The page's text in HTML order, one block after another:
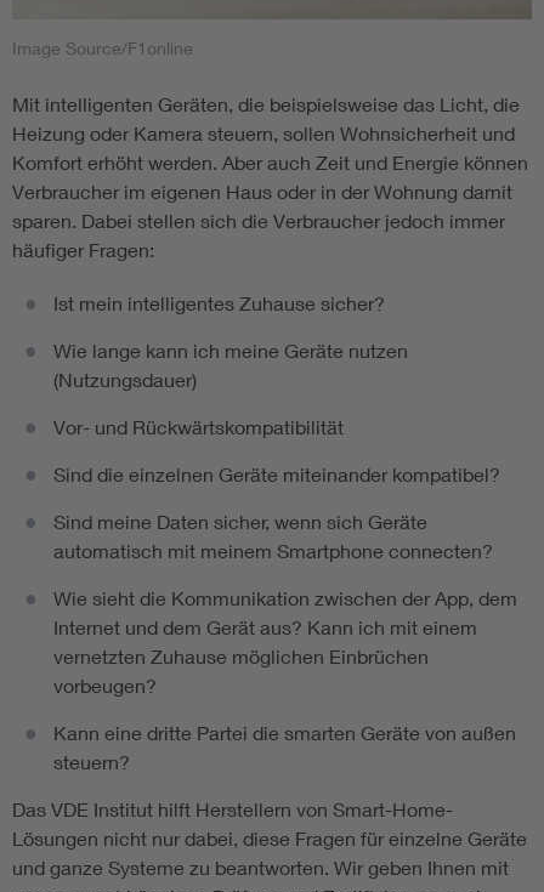
Image Source/F1online
Mit intelligenten Geräten, die beispielsweise das Licht, die
Heizung oder Kamera steuern, sollen Wohnsicherheit und
Komfort erhöht werden. Aber auch Zeit und Energie können
Verbraucher im eigenen Haus oder in der Wohnung damit
sparen. Dabei stellen sich die Verbraucher jedoch immer
häufiger Fragen:
Ist mein intelligentes Zuhause sicher?
Wie lange kann ich meine Geräte nutzen
(Nutzungsdauer)
Vor- und Rückwärtskompatibilität
Sind die einzelnen Geräte miteinander kompatibel?
Sind meine Daten sicher, wenn sich Geräte
automatisch mit meinem Smartphone connecten?
Wie sieht die Kommunikation zwischen der App, dem
Internet und dem Gerät aus? Kann ich mit einem
vernetzten Zuhause möglichen Einbrüchen
vorbeugen?
Kann eine dritte Partei die smarten Geräte von außen
steuern?
Das VDE Institut hilft Herstellern von Smart-Home-
Lösungen nicht nur dabei, diese Fragen für einzelne Geräte
und ganze Systeme zu beantworten. Wir geben Ihnen mit